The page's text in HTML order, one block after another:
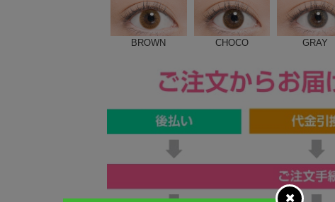
BROWN CHOCO GRAY